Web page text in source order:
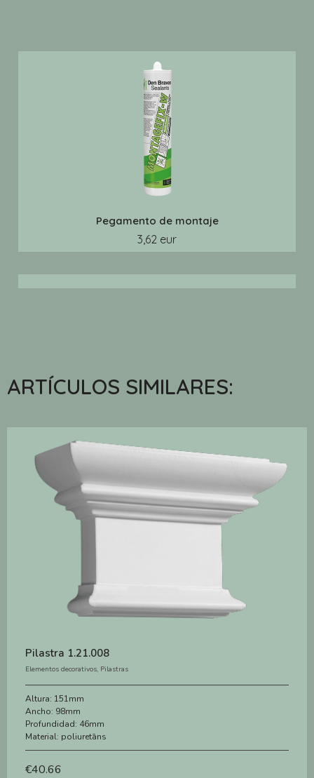
Pegamento de montaje
3,62 eur
ARTÍCULOS SIMILARES:
Pilastra 1.21.008
Elementos decorativos, Pilastras
Altura: 151mm
Ancho: 98mm
Profundidad: 46mm
Material: poliuretāns
€40.66